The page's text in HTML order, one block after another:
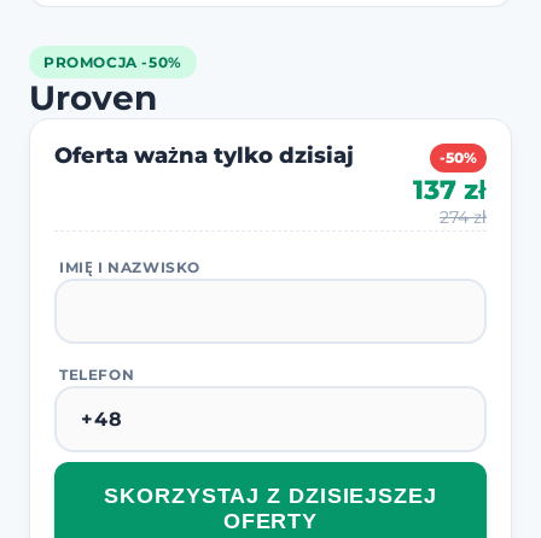
PROMOCJA -50%
Uroven
Oferta ważna tylko dzisiaj -50%
137 zł
274 zł
IMIĘ I NAZWISKO
TELEFON
SKORZYSTAJ Z DZISIEJSZEJ
OFERTY